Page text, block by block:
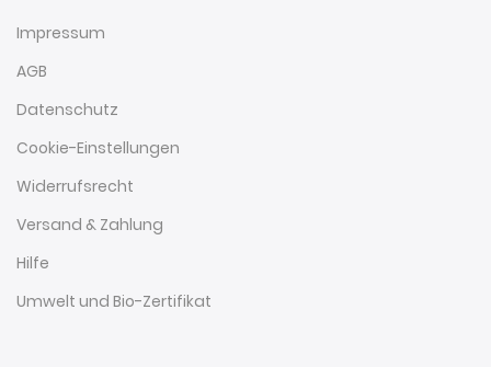
Impressum
AGB
Datenschutz
Cookie-Einstellungen
Widerrufsrecht
Versand & Zahlung
Hilfe
Umwelt und Bio-Zertifikat